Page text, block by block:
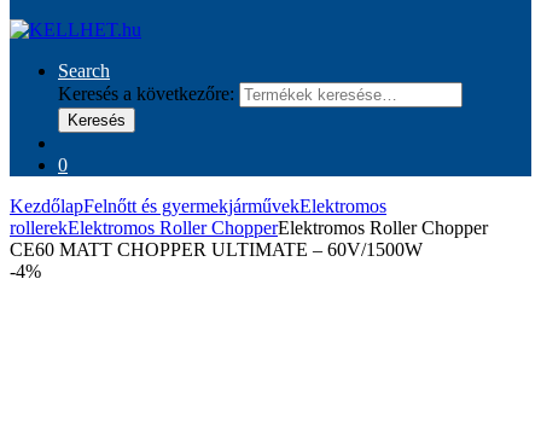
Search
Keresés a következőre:
Keresés
0
KezdőlapFelnőtt és gyermekjárművekElektromos
rollerekElektromos Roller ChopperElektromos Roller Chopper
CE60 MATT CHOPPER ULTIMATE – 60V/1500W
-4%